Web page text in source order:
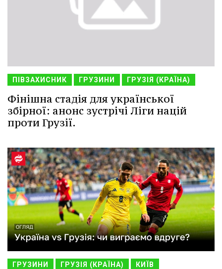
ПІВЗАХИСНИК ГРУЗИНИ ГРУЗІЯ (КРАЇНА)
Фінішна стадія для української
збірної: анонс зустрічі Ліги націй
проти Грузії.
ГРУЗИНИ ГРУЗІЯ (КРАЇНА) КИЇВ